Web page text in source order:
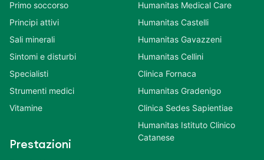
Primo soccorso
Principi attivi
Sali minerali
Sintomi e disturbi
Specialisti
Strumenti medici
Vitamine
Prestazioni
Humanitas Medical Care
Humanitas Castelli
Humanitas Gavazzeni
Humanitas Cellini
Clinica Fornaca
Humanitas Gradenigo
Clinica Sedes Sapientiae
Humanitas Istituto Clinico
Catanese